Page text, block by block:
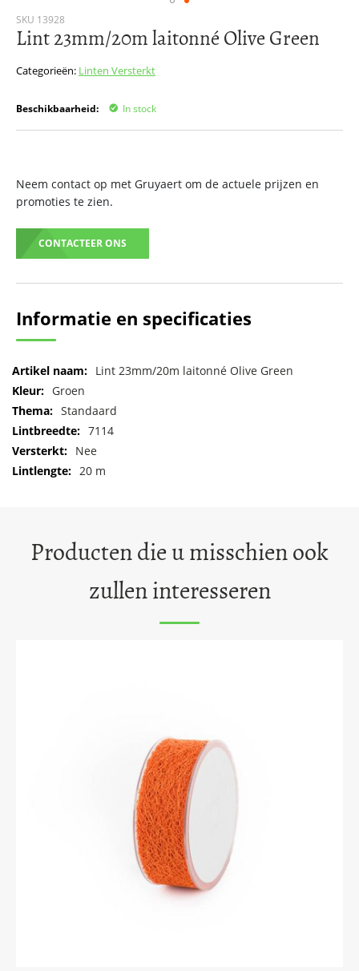
SKU 13928
Lint 23mm/20m laitonné Olive Green
Categorieën: Linten Versterkt
Beschikbaarheid: In stock
Neem contact op met Gruyaert om de actuele prijzen en
promoties te zien.
CONTACTEER ONS
Ga
naar
begin
afbeeldingen-
gallerij
Informatie en specificaties
Meer
informatie
Lint 23mm/20m laitonné Olive Green
Groen
Standaard
7114
Nee
20 m
Producten die u misschien ook
zullen interesseren